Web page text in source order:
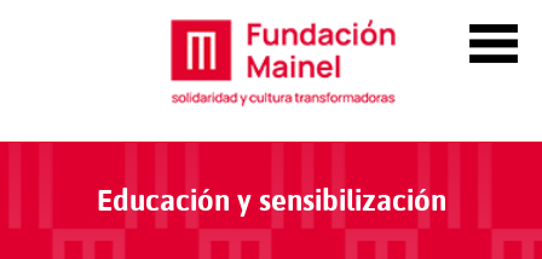
Educación y sensibilización